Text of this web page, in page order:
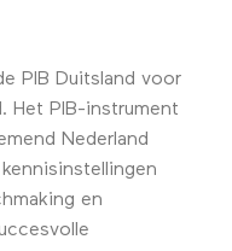
PIB Duitsland voor
Het PIB-instrument
Nederland
en